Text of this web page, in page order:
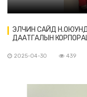
ЭЛЧИН САЙД
ДААТГАЛЫН
2025-04-30 439